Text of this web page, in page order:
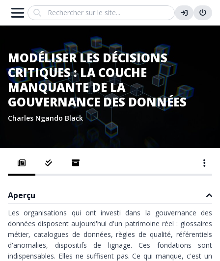
Search
MODÉLISER LES DÉCISIONS
CRITIQUES : LA COUCHE
MANQUANTE DE LA
GOUVERNANCE DES DONNÉES
Charles Ngando Black
Aperçu
Les organisations qui ont investi dans la gouvernance des
données disposent aujourd'hui d'un patrimoine réel : glossaires
métier, catalogues de données, règles de qualité, référentiels
d'anomalies, dispositifs de lignage. Ces fondations sont
indispensables. Elles ne suffisent pas. Ce qui manque, c'est un